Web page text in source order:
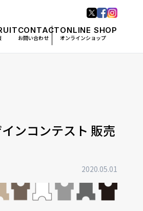
CONTACT
お問い合わせ
ONLINE SHOP
オンラインショップ
ンコンテスト 販売
2020.05.01